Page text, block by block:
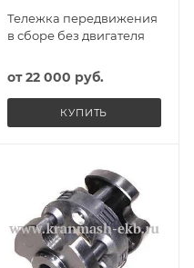
Тележка передвижения
в сборе без двигателя
от22 000 руб.
КУПИТЬ